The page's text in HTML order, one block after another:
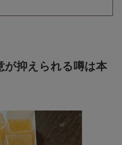
が抑えられる噂は本